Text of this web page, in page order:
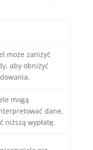
może zaniżyć
aby obniżyć
mogą
dane,
niższą wypłatę.